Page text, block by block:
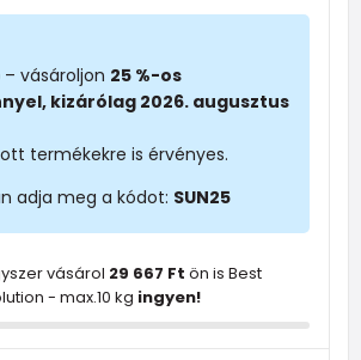
– vásároljon 25 %-os
kizárólag 2026. augusztus
termékekre is érvényes.
adja meg a kódot: SUN25
vásárol 29 667 Ft ön is Best
- max.10 kg ingyen!